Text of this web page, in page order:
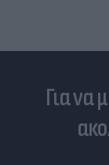
Για να